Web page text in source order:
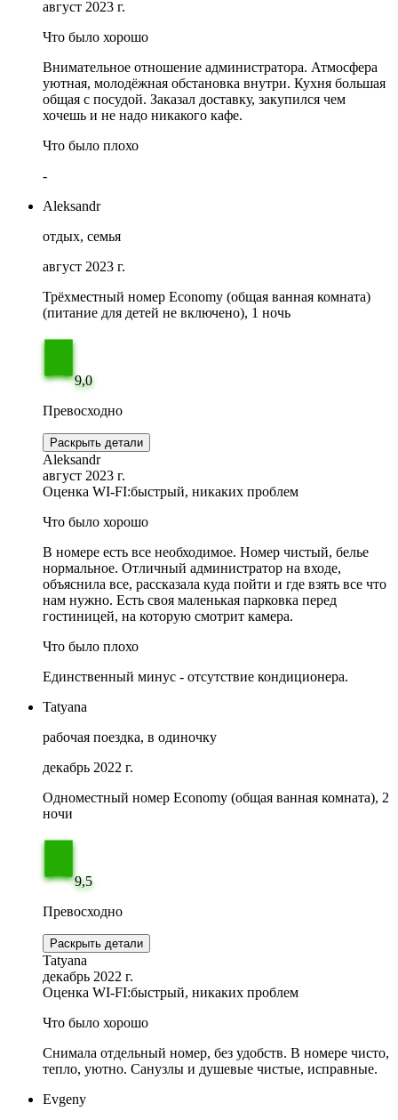
август 2023 г.
Что было хорошо
Внимательное отношение администратора. Атмосфера
уютная, молодёжная обстановка внутри. Кухня большая
общая с посудой. Заказал доставку, закупился чем
хочешь и не надо никакого кафе.
Что было плохо
-
Aleksandr
отдых, семья
август 2023 г.
Трёхместный номер Economy (общая ванная комната)
(питание для детей не включено), 1 ночь
9,0
Превосходно
Раскрыть детали
Aleksandr
август 2023 г.
Оценка WI-FI:быстрый, никаких проблем
Что было хорошо
В номере есть все необходимое. Номер чистый, белье
нормальное. Отличный администратор на входе,
объяснила все, рассказала куда пойти и где взять все что
нам нужно. Есть своя маленькая парковка перед
гостиницей, на которую смотрит камера.
Что было плохо
Единственный минус - отсутствие кондиционера.
Tatyana
рабочая поездка, в одиночку
декабрь 2022 г.
Одноместный номер Economy (общая ванная комната), 2
ночи
9,5
Превосходно
Раскрыть детали
Tatyana
декабрь 2022 г.
Оценка WI-FI:быстрый, никаких проблем
Что было хорошо
Снимала отдельный номер, без удобств. В номере чисто,
тепло, уютно. Санузлы и душевые чистые, исправные.
Evgeny